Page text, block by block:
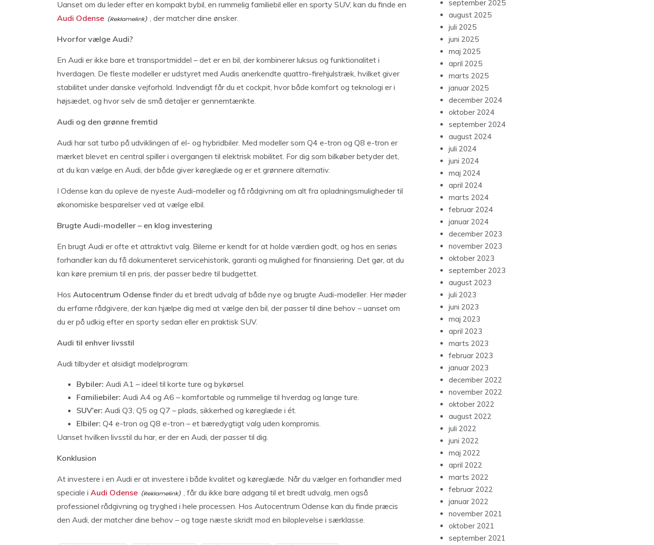
Uanset om du leder efter en kompakt bybil, en rummelig familiebil eller en sporty SUV, kan du finde en
Audi Odense
, der matcher dine ønsker.
Hvorfor vælge Audi?
En Audi er ikke bare et transportmiddel – det er en bil, der kombinerer luksus og funktionalitet i
hverdagen. De fleste modeller er udstyret med Audis anerkendte quattro-firehjulstræk, hvilket giver
stabilitet under danske vejforhold. Indvendigt får du et cockpit, hvor både komfort og teknologi er i
højsædet, og hvor selv de små detaljer er gennemtænkte.
Audi og den grønne fremtid
Audi har sat turbo på udviklingen af el- og hybridbiler. Med modeller som Q4 e-tron og Q8 e-tron er
mærket blevet en central spiller i overgangen til elektrisk mobilitet. For dig som bilkøber betyder det,
at du kan vælge en Audi, der både giver køreglæde og er et grønnere alternativ.
I Odense kan du opleve de nyeste Audi-modeller og få rådgivning om alt fra opladningsmuligheder til
økonomiske besparelser ved at vælge elbil.
Brugte Audi-modeller – en klog investering
En brugt Audi er ofte et attraktivt valg. Bilerne er kendt for at holde værdien godt, og hos en seriøs
forhandler kan du få dokumenteret servicehistorik, garanti og mulighed for finansiering. Det gør, at du
kan køre premium til en pris, der passer bedre til budgettet.
Hos Autocentrum Odense finder du et bredt udvalg af både nye og brugte Audi-modeller. Her møder
du erfarne rådgivere, der kan hjælpe dig med at vælge den bil, der passer til dine behov – uanset om
du er på udkig efter en sporty sedan eller en praktisk SUV.
Audi til enhver livsstil
Audi tilbyder et alsidigt modelprogram:
Bybiler: Audi A1 – ideel til korte ture og bykørsel.
Familiebiler: Audi A4 og A6 – komfortable og rummelige til hverdag og lange ture.
SUV’er: Audi Q3, Q5 og Q7 – plads, sikkerhed og køreglæde i ét.
Elbiler: Q4 e-tron og Q8 e-tron – et bæredygtigt valg uden kompromis.
Uanset hvilken livsstil du har, er der en Audi, der passer til dig.
Konklusion
At investere i en Audi er at investere i både kvalitet og køreglæde. Når du vælger en forhandler med
speciale i Audi Odense
, får du ikke bare adgang til et bredt udvalg, men også
professionel rådgivning og tryghed i hele processen. Hos Autocentrum Odense kan du finde præcis
den Audi, der matcher dine behov – og tage næste skridt mod en biloplevelse i særklasse.
september 2025
august 2025
juli 2025
juni 2025
maj 2025
april 2025
marts 2025
januar 2025
december 2024
oktober 2024
september 2024
august 2024
juli 2024
juni 2024
maj 2024
april 2024
marts 2024
februar 2024
januar 2024
december 2023
november 2023
oktober 2023
september 2023
august 2023
juli 2023
juni 2023
maj 2023
april 2023
marts 2023
februar 2023
januar 2023
december 2022
november 2022
oktober 2022
august 2022
juli 2022
juni 2022
maj 2022
april 2022
marts 2022
februar 2022
januar 2022
november 2021
oktober 2021
september 2021